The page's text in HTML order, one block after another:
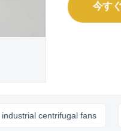
今す
centrifugal fans